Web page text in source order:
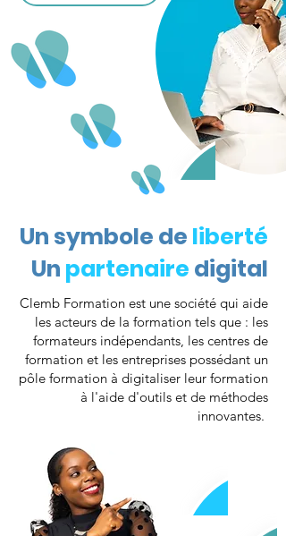
Un symbole de liberté
Un partenaire digital
Clemb Formation est une société qui aide
les acteurs de la formation tels que : les
formateurs indépendants, les centres de
formation et les entreprises possédant un
pôle formation à digitaliser leur formation
à l'aide d'outils et de méthodes
innovantes.